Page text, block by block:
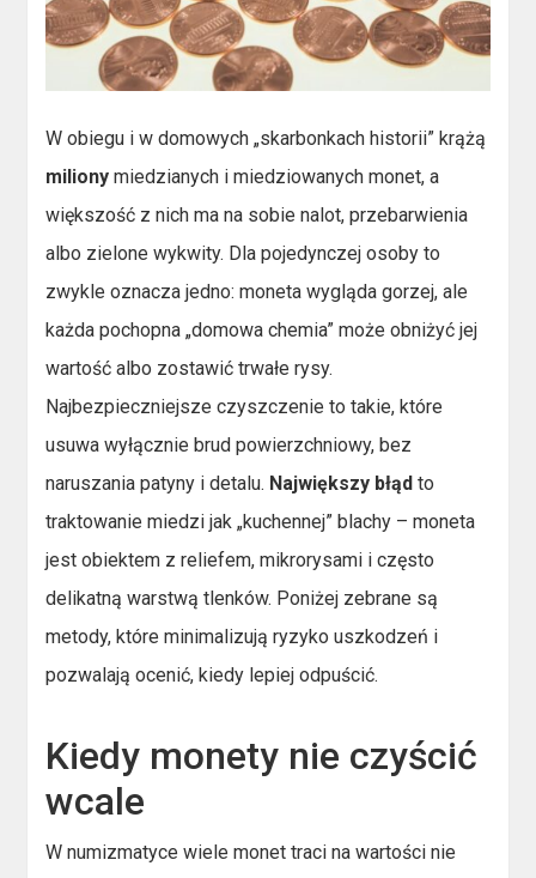
W obiegu i w domowych „skarbonkach historii” krążą
miliony miedzianych i miedziowanych monet, a
większość z nich ma na sobie nalot, przebarwienia
albo zielone wykwity. Dla pojedynczej osoby to
zwykle oznacza jedno: moneta wygląda gorzej, ale
każda pochopna „domowa chemia” może obniżyć jej
wartość albo zostawić trwałe rysy.
Najbezpieczniejsze czyszczenie to takie, które
usuwa wyłącznie brud powierzchniowy, bez
naruszania patyny i detalu. Największy błąd to
traktowanie miedzi jak „kuchennej” blachy – moneta
jest obiektem z reliefem, mikrorysami i często
delikatną warstwą tlenków. Poniżej zebrane są
metody, które minimalizują ryzyko uszkodzeń i
pozwalają ocenić, kiedy lepiej odpuścić.
Kiedy monety nie czyścić
wcale
W numizmatyce wiele monet traci na wartości nie